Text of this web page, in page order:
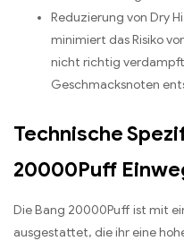
Reduzierung von Dry
minimiert das Risiko
nicht richtig
Geschmacksnoten
Technische
20000Puff
Die Bang 20000Puff ist mit
ausgestattet, die ihr eine